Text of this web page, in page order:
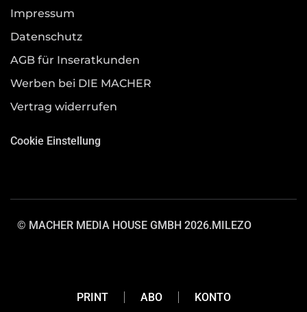
Impressum
Datenschutz
AGB für Inseratkunden
Werben bei DIE MACHER
Vertrag widerrufen
Cookie Einstellung
© MACHER MEDIA HOUSE GMBH 2026.MILEZO
PRINT ABO KONTO